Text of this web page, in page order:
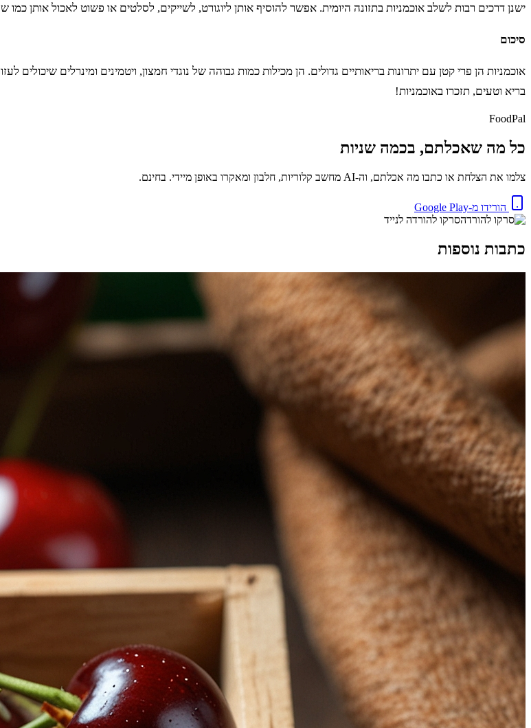
ישנן דרכים רבות לשלב אוכמניות בתזונה היומית. אפשר להוסיף אותן ליוגורט, לשייקים, לסלטים או פשוט לאכול אותן כמו
סיכום
אוכמניות הן פרי קטן עם יתרונות בריאותיים גדולים. הן מכילות כמות גבוהה של נוגדי חמצון, ויטמינים ומינרלים
בריא וטעים, תזכרו באוכמניות!
FoodPal
כל מה שאכלתם, בכמה שניות
צלמו את הצלחת או כתבו מה אכלתם, וה-AI מחשב קלוריות, חלבון ומאקרו באופן מיידי. בחינם.
הורידו מ-Google Play
סרקו להורדה לנייד
כתבות נוספות